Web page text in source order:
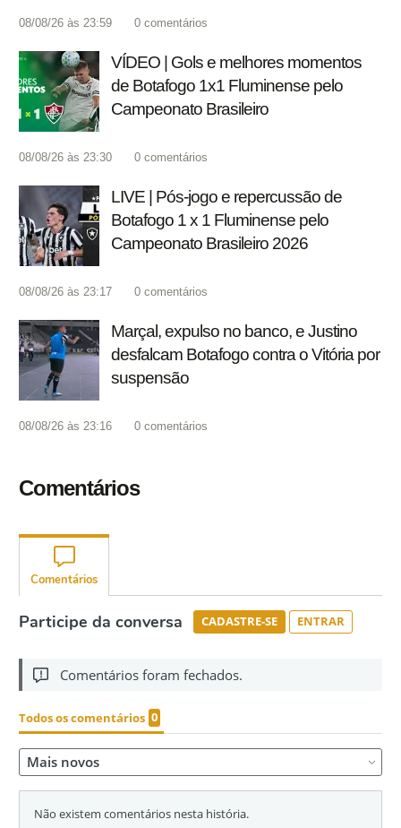
08/08/26 às 23:59 0 comentários
VÍDEO | Gols e melhores momentos
de Botafogo 1x1 Fluminense pelo
Campeonato Brasileiro
08/08/26 às 23:30 0 comentários
LIVE | Pós-jogo e repercussão de
Botafogo 1 x 1 Fluminense pelo
Campeonato Brasileiro 2026
08/08/26 às 23:17 0 comentários
Marçal, expulso no banco, e Justino
desfalcam Botafogo contra o Vitória por
suspensão
08/08/26 às 23:16 0 comentários
Comentários